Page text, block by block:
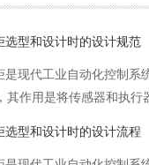
选型和设计时的设计规范
是现代工业自动化控制系
其作用是将传感器和执行
选型和设计时的设计流程